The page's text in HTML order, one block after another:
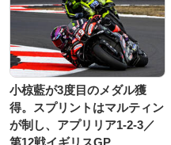
小椋藍が3度目のメダル獲
得。スプリントはマルティン
が制し、アプリリア1-2-3／
第12戦イギリスGP